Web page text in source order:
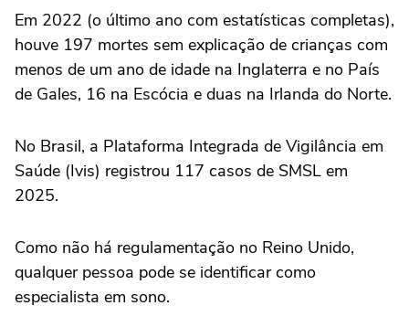
Em 2022 (o último ano com estatísticas completas),
houve 197 mortes sem explicação de crianças com
menos de um ano de idade na Inglaterra e no País
de Gales, 16 na Escócia e duas na Irlanda do Norte.
No Brasil, a Plataforma Integrada de Vigilância em
Saúde (Ivis) registrou 117 casos de SMSL em
2025.
Como não há regulamentação no Reino Unido,
qualquer pessoa pode se identificar como
especialista em sono.